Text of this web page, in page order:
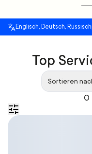
Englisch, Deutsch, Russisch
0
Top
Sortieren